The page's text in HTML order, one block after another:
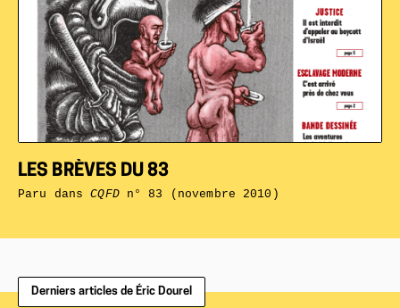
LES BRÈVES DU 83
Paru dansCQFDn° 83 (novembre 2010)
Derniers articles de Éric Dourel